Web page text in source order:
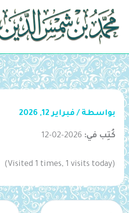
تخطي
المحتوى
بواسطة / فبراير 12, 2026
كُتِب في: 2026-02-12
(Visited 1 times, 1 visits today)